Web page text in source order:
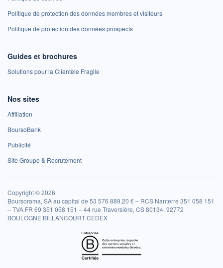
Politique de protection des données membres et visiteurs
Politique de protection des données prospects
Guides et brochures
Solutions pour la Clientèle Fragile
Nos sites
Affiliation
BoursoBank
Publicité
Site Groupe & Recrutement
Copyright © 2026
Boursorama, SA au capital de 53 576 889,20 € – RCS Nanterre 351 058 151
– TVA FR 69 351 058 151 – 44 rue Traversière, CS 80134, 92772
BOULOGNE BILLANCOURT CEDEX